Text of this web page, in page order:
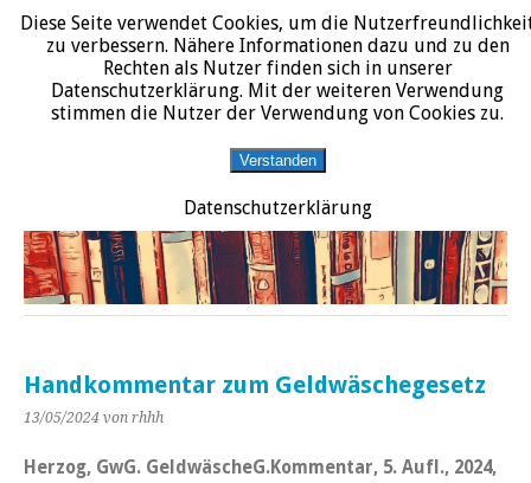
START DATENSCHUTZERKLÄRUNG IMPRESSUM ÜBER JURALIT
JURALIT
Rezensionen juristischer Literatur
Handkommentar zum Geldwäschegesetz
13/05/2024 von rhhh
Herzog, GwG. GeldwäscheG.Kommentar, 5. Aufl., 2024,
Diese Seite verwendet Cookies, um die
zu verbessern. Nähere Informationen dazu und zu den
Rechten als Nutzer finden sich in unserer
Datenschutzerklärung. Mit der weiteren Verwendung
stimmen die Nutzer der Verwendung von Cookies zu.
Verstanden
Datenschutzerklärung